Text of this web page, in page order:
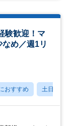
験歓迎！マ
め／週1リ
おすすめ 土日祝休み